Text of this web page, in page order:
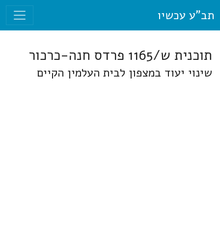
תב"ע עכשיו
תוכנית ש/1165 פרדס חנה-כרכור
שינוי יעוד במצפון לבית העלמין הקיים